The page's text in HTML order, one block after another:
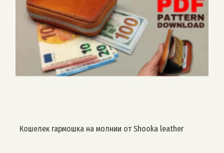
Кошелек гармошка на молнии от Shooka leather